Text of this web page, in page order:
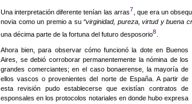
Una interpretacióndiferente tenían las arras7
, que era un
novia como un premio a su“virginidad, pureza, virtud y buena
una décima parte de la fortuna del futuro desposorio8
Ahora bien, para observar cómo funcionó la dote en Buenos
Aires, se debió corroborar permanentemente la nómina de los
grandes comerciantes;en el caso bonaerense, la mayoría de
ellos vascos o provenientes del norte de España. A partir de
esta revisión pudo establecerse que existían contratos de
esponsales en los protocolos notariales en donde hubo expresa